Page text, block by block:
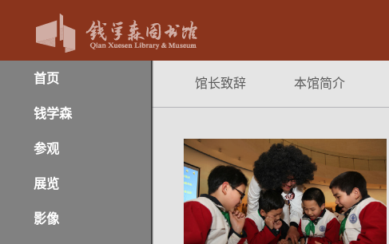
首页
钱学森
参观
展览
影像
馆长致辞 本馆简介